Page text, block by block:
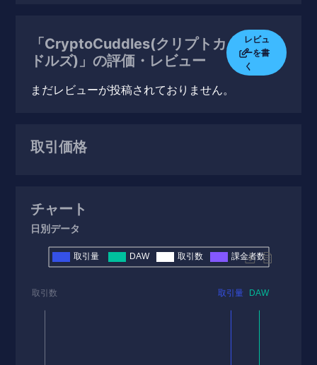
「CryptoCuddles(クリプトカ
ドルズ)」の評価・レビュー
レビュ
ーを書
く
まだレビューが投稿されておりません。
取引価格
チャート
日別データ